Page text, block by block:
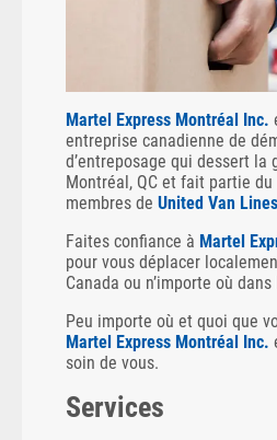
Martel Express Montréal Inc.
entreprise canadienne de
d’entreposage qui dessert la
Montréal, QC et fait partie du
membres de United Van
Faites confiance à Martel
pour vous déplacer
Canada ou n’importe où
Peu importe où et quoi que
Martel Express Montréal Inc.
soin de vous.
Services